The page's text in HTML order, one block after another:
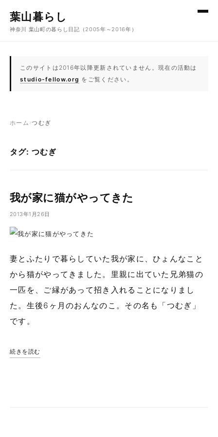
葉山暮らし
神奈川 葉山町の暮らし日記（2005年～2016年）
このサイトは2016年以降更新されていません。現在の活動は
studio-fellow.org をご覧ください。
ホーム ›つむぎ
タグ: つむぎ
我が家に猫がやってきた
2013年1月26日
妻とふたりで暮らしていた我が家に、ひょんなこと
から猫がやってきました。里親に出ていた兄弟猫の
一匹を、ご縁があって招き入れることになりまし
た。生後6ヶ月のおんなのこ。その名も「つむぎ」
です。
続きを読む